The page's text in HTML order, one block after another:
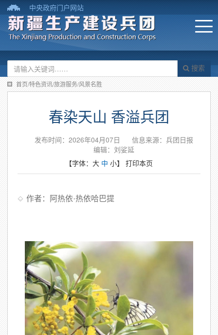
中央政府门户网站
搜索
首页/特色资讯/旅游服务/风景名胜
春染天山 香溢兵团
发布时间：2026年04月07日
信息来源：兵团日报
编辑：刘娑延
【字体： 大 中 小】 打印本页
作者：阿热依·热依哈巴提